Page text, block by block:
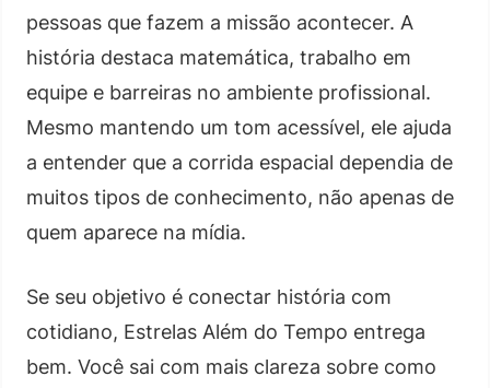
pessoas que fazem a missão acontecer. A
história destaca matemática, trabalho em
equipe e barreiras no ambiente profissional.
Mesmo mantendo um tom acessível, ele ajuda
a entender que a corrida espacial dependia de
muitos tipos de conhecimento, não apenas de
quem aparece na mídia.
Se seu objetivo é conectar história com
cotidiano, Estrelas Além do Tempo entrega
bem. Você sai com mais clareza sobre como